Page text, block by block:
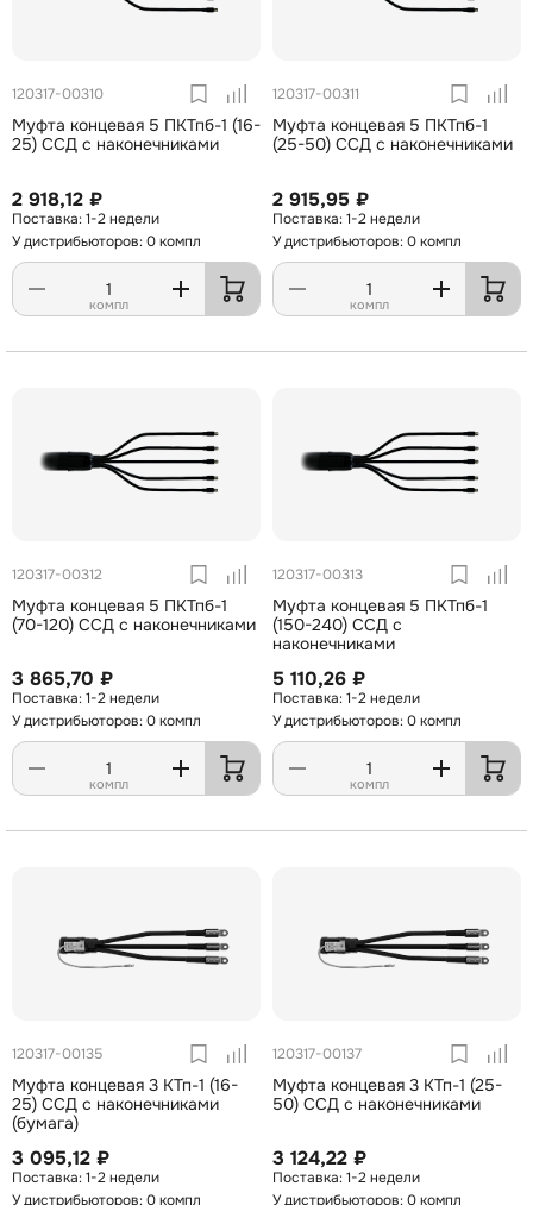
120317-00310
Муфта концевая 5 ПКТпб-1 (16-
25) ССД с наконечниками
2 918,12 ₽
1-2 недели
У дистрибьюторов: 0 компл
компл
120317-00311
Муфта концевая 5 ПКТпб-1
(25-50) ССД с наконечниками
2 915,95 ₽
1-2 недели
У дистрибьюторов: 0 компл
компл
120317-00312
Муфта концевая 5 ПКТпб-1
(70-120) ССД с наконечниками
3 865,70 ₽
1-2 недели
У дистрибьюторов: 0 компл
компл
120317-00313
Муфта концевая 5 ПКТпб-1
(150-240) ССД с
наконечниками
5 110,26 ₽
1-2 недели
У дистрибьюторов: 0 компл
компл
120317-00135
Муфта концевая 3 КТп-1 (16-
25) ССД с наконечниками
(бумага)
3 095,12 ₽
1-2 недели
У дистрибьюторов: 0 компл
120317-00137
Муфта концевая 3 КТп-1 (25-
50) ССД с наконечниками
3 124,22 ₽
1-2 недели
У дистрибьюторов: 0 компл